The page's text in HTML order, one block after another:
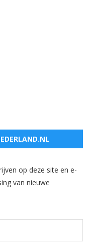
op deze site en e-
van nieuwe